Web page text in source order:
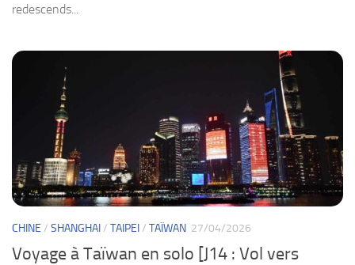
redescends...
CHINE / SHANGHAI/ TAIPEI/ TAÏWAN 27/04/2026
Voyage à Taïwan en solo [J14 : Vol vers